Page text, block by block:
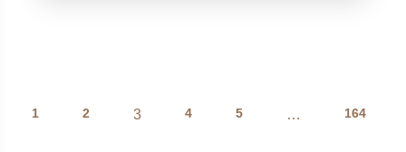
1 2 3 4 5 … 164